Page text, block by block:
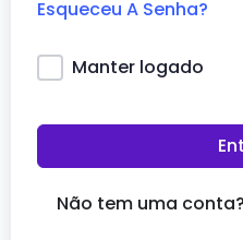
Esqueceu A Senha?
Manter logado
Não tem uma conta?